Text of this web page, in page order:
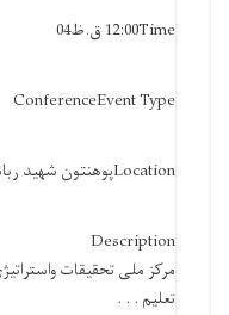
Time12:00 ق.ظ04
Event Type
Conference
Locationپوهنتون شهید
Description
مرکز ملی تحقیقات
تعلیم . . .